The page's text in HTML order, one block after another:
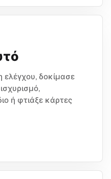
δοκίμασε
ή φτιάξε κάρτες